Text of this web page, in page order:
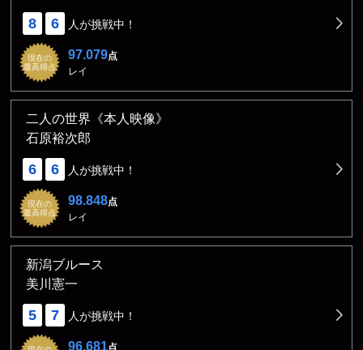
8 6 人が挑戦中！
現在の
最高得点
97.079点
レイ
二人の世界《本人映像》
石原裕次郎
6 6 人が挑戦中！
現在の
最高得点
98.848点
レイ
新潟ブルース
美川憲一
5 7 人が挑戦中！
96.681点